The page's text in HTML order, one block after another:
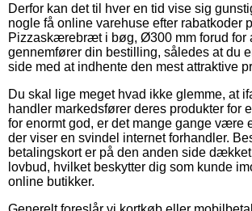
Derfor kan det til hver en tid vise sig
nogle få online varehuse efter rabatkoder
Pizzaskærebræt i bøg, Ø300 mm forud for
gennemfører din bestilling, således at du
side med at indhente den mest attraktive
Du skal lige meget hvad ikke glemme, at
handler markedsfører deres produkter for
for enormt god, er det mange gange være
der viser en svindel internet forhandler.
betalingskort er på den anden side
lovbud, hvilket beskytter dig som kunde
online butikker.